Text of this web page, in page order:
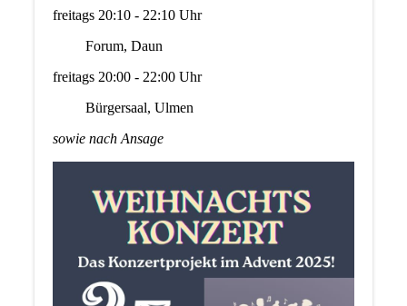
freitags 20:10 - 22:10 Uhr
Forum, Daun
freitags 20:00 - 22:00 Uhr
Bürgersaal, Ulmen
sowie nach Ansage